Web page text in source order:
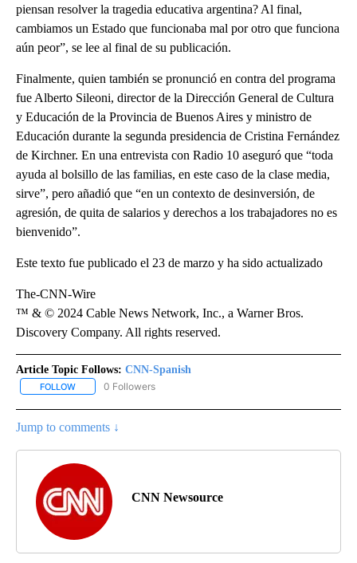
piensan resolver la tragedia educativa argentina? Al final,
cambiamos un Estado que funcionaba mal por otro que funciona
aún peor”, se lee al final de su publicación.
Finalmente, quien también se pronunció en contra del programa
fue Alberto Sileoni, director de la Dirección General de Cultura
y Educación de la Provincia de Buenos Aires y ministro de
Educación durante la segunda presidencia de Cristina Fernández
de Kirchner. En una entrevista con Radio 10 aseguró que “toda
ayuda al bolsillo de las familias, en este caso de la clase media,
sirve”, pero añadió que “en un contexto de desinversión, de
agresión, de quita de salarios y derechos a los trabajadores no es
bienvenido”.
Este texto fue publicado el 23 de marzo y ha sido actualizado
The-CNN-Wire
™ & © 2024 Cable News Network, Inc., a Warner Bros.
Discovery Company. All rights reserved.
Article Topic Follows: CNN-Spanish
FOLLOW FOLLOW "CNN-SPANISH" TO RECEIVE NOTIFICATIONS ABOUT
0 Followers
Jump to comments ↓
CNN Newsource